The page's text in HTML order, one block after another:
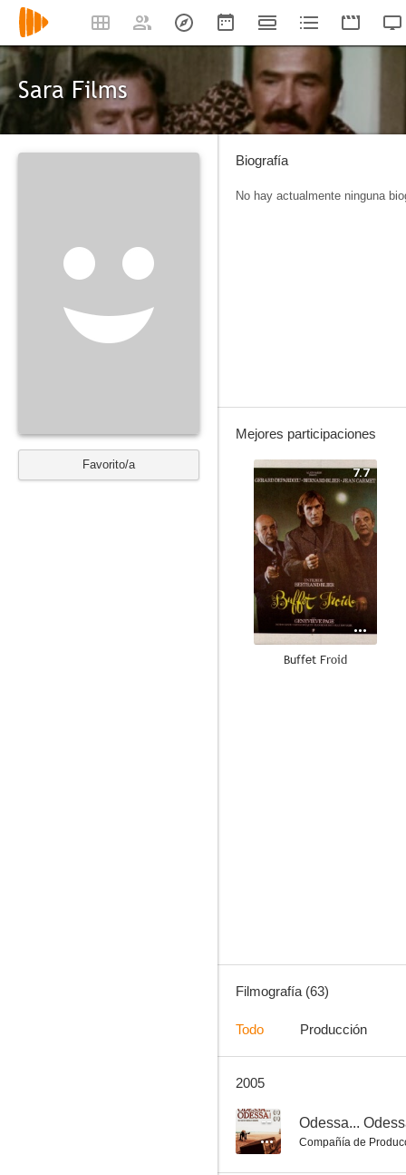
Sara Films
Favorito/a
Biografía
No hay actualmente ninguna
Mejores participaciones
7.7
Buffet Froid
--
Filmografía (63)
Todo Producción
2005
-- Odessa...
Compañía de